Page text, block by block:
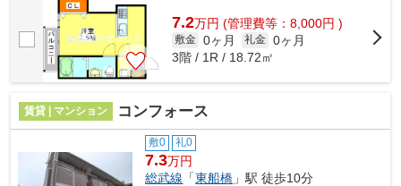
7.2万円 (管理費等：8,000円 )
敷金 0ヶ月 礼金 0ヶ月
3階 / 1R / 18.72㎡
賃貸 | マンション コンフォース
敷0 礼0
7.3万円
総武線 「東船橋 」駅 徒歩10分